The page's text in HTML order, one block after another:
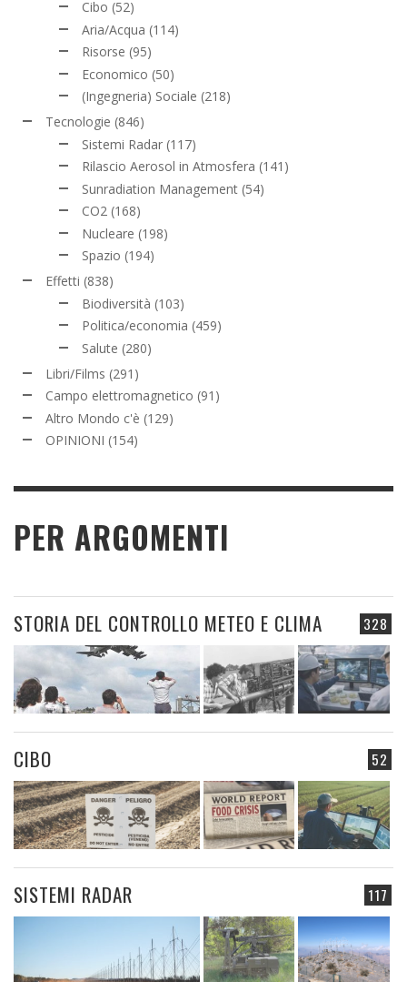
Cibo (52)
Aria/Acqua (114)
Risorse (95)
Economico (50)
(Ingegneria) Sociale (218)
Tecnologie (846)
Sistemi Radar (117)
Rilascio Aerosol in Atmosfera (141)
Sunradiation Management (54)
CO2 (168)
Nucleare (198)
Spazio (194)
Effetti (838)
Biodiversità (103)
Politica/economia (459)
Salute (280)
Libri/Films (291)
Campo elettromagnetico (91)
Altro Mondo c'è (129)
OPINIONI (154)
PER ARGOMENTI
328
STORIA DEL CONTROLLO METEO E CLIMA
52
CIBO
117
SISTEMI RADAR